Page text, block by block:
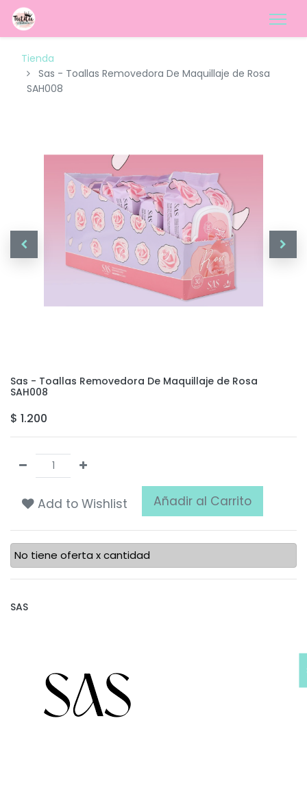
Tienda
Sas - Toallas Removedora De Maquillaje de Rosa
SAH008
Sas - Toallas Removedora De Maquillaje de Rosa
SAH008
$ 1.200
Add to Wishlist Añadir al Carrito
No tiene oferta x cantidad
SAS